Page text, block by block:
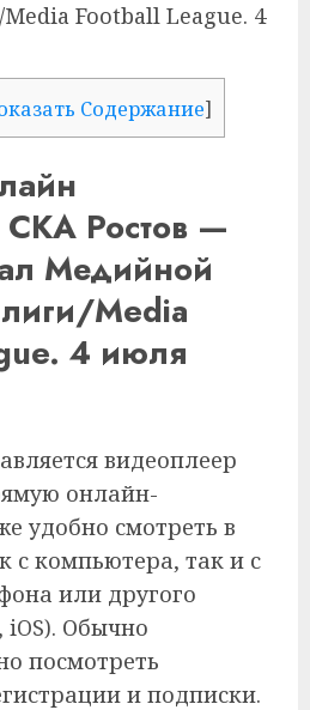
Football League. 4
Содержание]
Ростов —
Медийной
Media
4 июля
видеоплеер
онлайн-
удобно смотреть в
с компьютера, так и с
или другого
Обычно
посмотреть
и подписки.